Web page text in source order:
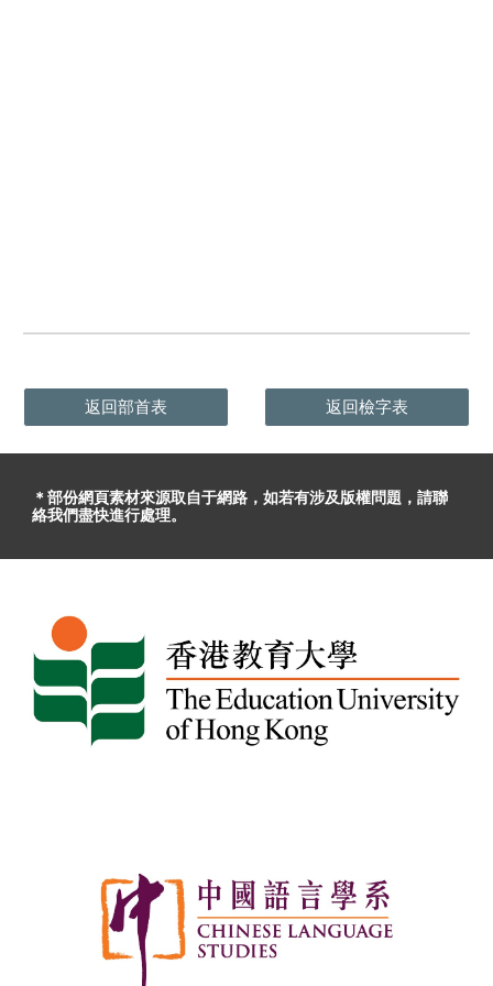
返回部首表 返回檢字表
＊部份網頁素材來源取自于網路，如若有涉及版權問題 ，請聯
絡我們盡快進行處理。